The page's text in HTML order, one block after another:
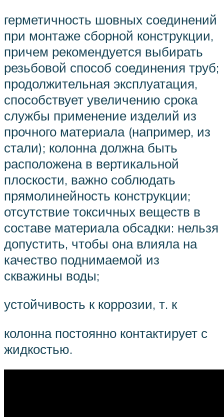
герметичность шовных соединений
при монтаже сборной конструкции,
причем рекомендуется выбирать
резьбовой способ соединения труб;
продолжительная эксплуатация,
способствует увеличению срока
службы применение изделий из
прочного материала (например, из
стали); колонна должна быть
расположена в вертикальной
плоскости, важно соблюдать
прямолинейность конструкции;
отсутствие токсичных веществ в
составе материала обсадки: нельзя
допустить, чтобы она влияла на
качество поднимаемой из
скважины воды;
устойчивость к коррозии, т. к
колонна постоянно контактирует с
жидкостью.